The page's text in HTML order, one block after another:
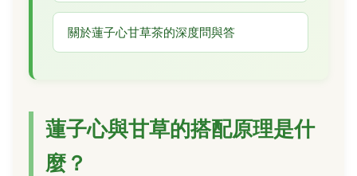
關於蓮子心甘草茶的深度問與答
蓮子心與甘草的搭配原理是什
麼？